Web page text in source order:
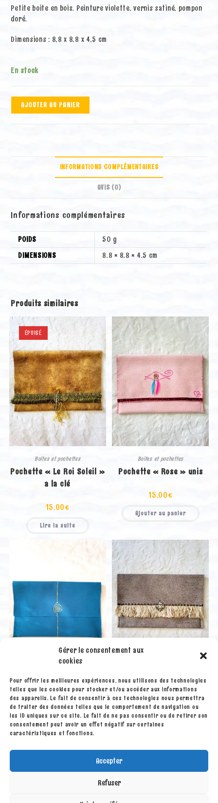
Gérer le consentement aux
cookies
Pour offrir les meilleures expériences, nous utilisons des technologies
telles que les cookies pour stocker et/ou accéder aux informations
des appareils. Le fait de consentir à ces technologies nous permettra
de traiter des données telles que le comportement de navigation ou
les ID uniques sur ce site. Le fait de ne pas consentir ou de retirer son
consentement peut avoir un effet négatif sur certaines
caractéristiques et fonctions.
Accepter
Refuser
Petite boite en bois. Peinture violette, vernis satiné, pompon
doré.
Dimensions : 8,8 x 8,8 x 4,5 cm
En stock
quantité
AJOUTER AU PANIER
n
a
t
:
INFORMATIONS COMPLÉMENTAIRES
AVIS (0)
Informations complémentaires
POIDS
50 g
DIMENSIONS
8.8 × 8.8 × 4.5 cm
Produits similaires
ÉPUISÉ
Boites et pochettes
Pochette « Le Roi Soleil »
a la clé
15.00€
Lire la suite
Boites et pochettes
Pochette « Rose » unis
15.00€
Ajouter au panier
Boites et pochettes
Pochette « Lagon »
spirale
15.00€
Ajouter au panier
Boites et pochettes
Pochette « Safari » la
tribu
15.00
Ajouter au panier